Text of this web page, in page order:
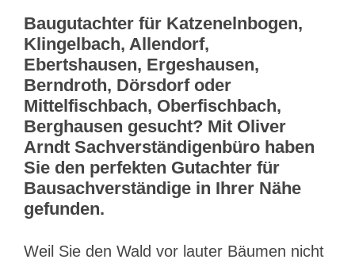
Baugutachter für Katzenelnbogen,
Klingelbach, Allendorf,
Ebertshausen, Ergeshausen,
Berndroth, Dörsdorf oder
Mittelfischbach, Oberfischbach,
Berghausen gesucht? Mit Oliver
Arndt Sachverständigenbüro haben
Sie den perfekten Gutachter für
Bausachverständige in Ihrer Nähe
gefunden.
Weil Sie den Wald vor lauter Bäumen nicht